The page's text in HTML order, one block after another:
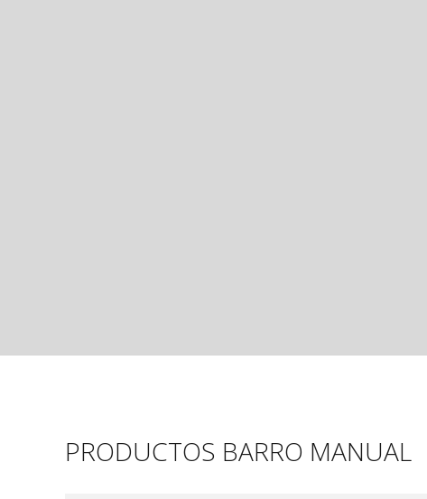
PRODUCTOS BARRO MANUAL